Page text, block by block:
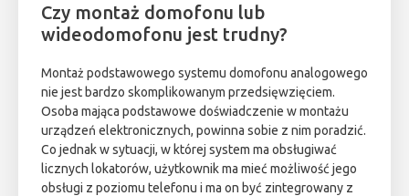
Czy montaż domofonu lub
wideodomofonu jest trudny?
Montaż podstawowego systemu domofonu analogowego
nie jest bardzo skomplikowanym przedsięwzięciem.
Osoba mająca podstawowe doświadczenie w montażu
urządzeń elektronicznych, powinna sobie z nim poradzić.
Co jednak w sytuacji, w której system ma obsługiwać
licznych lokatorów, użytkownik ma mieć możliwość jego
obsługi z poziomu telefonu i ma on być zintegrowany z